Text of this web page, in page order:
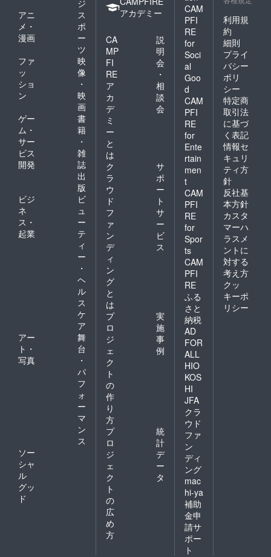
ジ
アニ
メ・
漫画
ス
ポ
ー
ツ
ファ
ッ
ショ
ン
映
像
・
映
画
ゲー
ム・
サー
ビス
開発
書
籍
・
雑
誌
出
版
ビジ
ネ
ス・
起業
ビ
ュ
ー
テ
ィ
ー
・
ヘ
ル
ス
ケ
ア
アー
ト・
写真
舞
台
・
パ
フ
ォ
ー
マ
ン
ス
ソー
シャ
ル
グッ
ド
アカデミー
CA
MP
FI
RE
ア
カ
デ
ミ
ー
と
は
説
明
会
・
相
談
会
ク
ラ
ウ
ド
フ
ァ
ン
デ
ィ
ン
グ
と
は
サ
ポ
ー
ト
サ
ー
ビ
ス
プ
ロ
ジ
ェ
ク
ト
の
作
り
方
実
施
事
例
プ
ロ
ジ
ェ
ク
ト
の
広
め
方
統
計
デ
ー
タ
CAM
PFI
RE
for
Soci
al
Goo
d
CAM
PFI
RE
for
Ente
rtain
men
t
CAM
PFI
RE
for
Spor
ts
CAM
PFI
RE
ふる
さと
納税
AD
FOR
ALL
HIO
KOS
HI
JFA
クラ
ウド
ファ
ン
ディ
ング
mac
hi-ya
補助
金申
請サ
ポー
ト
利用規
約
細則
プライ
バシー
ポリ
シー
特定商
取引法
に基づ
く表記
情報セ
キュリ
ティ方
針
反社基
本方針
カスタ
マーハ
ラスメ
ントに
対する
考え方
クッ
キーポ
リシー